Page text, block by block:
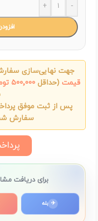
-
+
جهت نهایی‌سازی
قیمت (حداقل۵۰۰٬۰۰۰ تومان
پس از ثبت موفق
سفارش
برای دریافت
✈ بله